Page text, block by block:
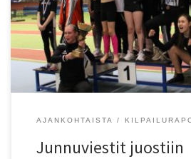
käytiin hyvässä urheiluhengessä ja
iloisia nuoria urheilijoita. Paras seura oli
sai vuodeksi haltuunsa uuden
AJANKOHTAISTA
Junnuviestit juostiin